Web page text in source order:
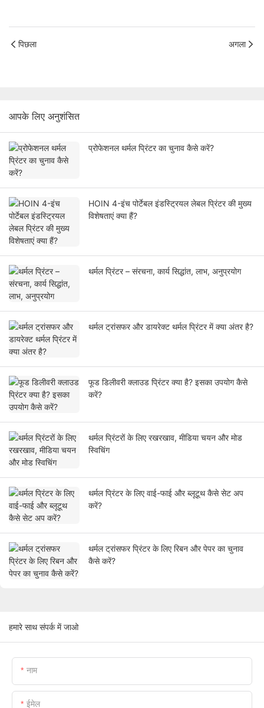
पिछला अगला
आपके लिए अनुशंसित
प्रोफेशनल थर्मल प्रिंटर का चुनाव कैसे करें?
HOIN 4-इंच पोर्टेबल इंडस्ट्रियल लेबल प्रिंटर की मुख्य
विशेषताएं क्या हैं?
थर्मल प्रिंटर – संरचना, कार्य सिद्धांत, लाभ, अनुप्रयोग
थर्मल ट्रांसफर और डायरेक्ट थर्मल प्रिंटर में क्या अंतर है?
फूड डिलीवरी क्लाउड प्रिंटर क्या है? इसका उपयोग कैसे
करें?
थर्मल प्रिंटरों के लिए रखरखाव, मीडिया चयन और मोड
स्विचिंग
थर्मल प्रिंटर के लिए वाई-फाई और ब्लूटूथ कैसे सेट अप
करें?
थर्मल ट्रांसफर प्रिंटर के लिए रिबन और पेपर का चुनाव
कैसे करें?
हमारे साथ संपर्क में जाओ
नाम
ईमेल